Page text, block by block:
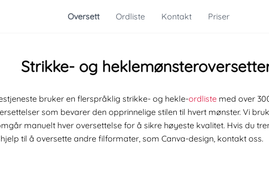
Oversett Ordliste Kontakt Priser
Strikke- og
bruker en flerspråklig strikke- og hekle-ordlistemed over
som bevarer den opprinnelige stilen til hvert mønster. Vi
manuelt hver oversettelse for å sikre høyeste kvalitet. Hvis du
til å oversette andre filformater, som Canva-design, kontakt oss.